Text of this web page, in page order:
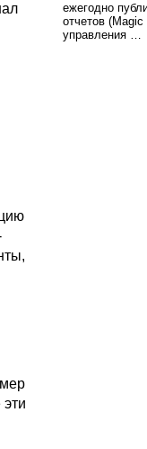
ежегодно
отчетов
управления …